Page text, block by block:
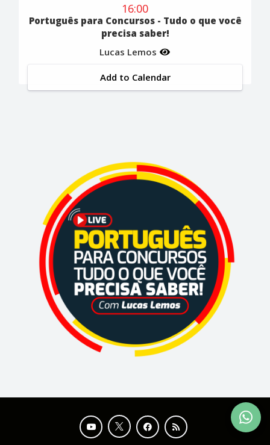
16:00
Português para Concursos - Tudo o que você
precisa saber!
Lucas Lemos
Add to Calendar